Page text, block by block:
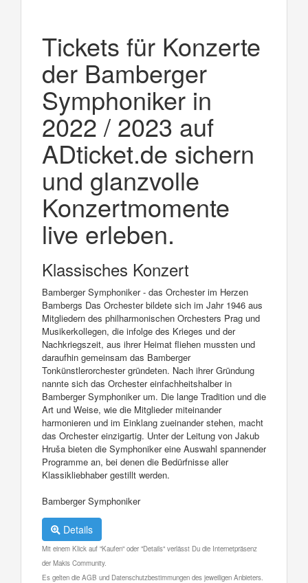
Tickets für Konzerte
der Bamberger
Symphoniker in
2022 / 2023 auf
ADticket.de sichern
und glanzvolle
Konzertmomente
live erleben.
Klassisches Konzert
Bamberger Symphoniker - das Orchester im Herzen
Bambergs Das Orchester bildete sich im Jahr 1946 aus
Mitgliedern des philharmonischen Orchesters Prag und
Musikerkollegen, die infolge des Krieges und der
Nachkriegszeit, aus ihrer Heimat fliehen mussten und
daraufhin gemeinsam das Bamberger
Tonkünstlerorchester gründeten. Nach ihrer Gründung
nannte sich das Orchester einfachheitshalber in
Bamberger Symphoniker um. Die lange Tradition und die
Art und Weise, wie die Mitglieder miteinander
harmonieren und im Einklang zueinander stehen, macht
das Orchester einzigartig. Unter der Leitung von Jakub
Hruša bieten die Symphoniker eine Auswahl spannender
Programme an, bei denen die Bedürfnisse aller
Klassikliebhaber gestillt werden.
Bamberger Symphoniker
Details
Mit einem Klick auf "Kaufen" oder "Details" verlässt Du die Internetpräsenz
der Makis Community.
Es gelten die AGB und Datenschutzbestimmungen des jeweiligen Anbieters.